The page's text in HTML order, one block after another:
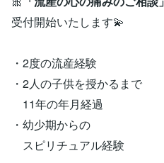
受付開始いたします💫
・2度の流産経験
・2人の子供を授かるまで
11年の年月経過
・幼少期からの
スピリチュアル経験